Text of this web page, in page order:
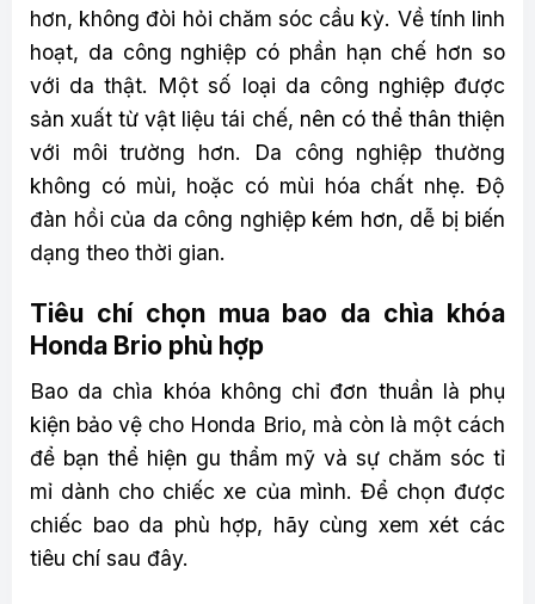
hơn, không đòi hỏi chăm sóc cầu kỳ. Về tính linh
hoạt, da công nghiệp có phần hạn chế hơn so
với da thật. Một số loại da công nghiệp được
sản xuất từ vật liệu tái chế, nên có thể thân thiện
với môi trường hơn. Da công nghiệp thường
không có mùi, hoặc có mùi hóa chất nhẹ. Độ
đàn hồi của da công nghiệp kém hơn, dễ bị biến
dạng theo thời gian.
Tiêu chí chọn mua bao da chìa khóa
Honda Brio phù hợp
Bao da chìa khóa không chỉ đơn thuần là phụ
kiện bảo vệ cho Honda Brio, mà còn là một cách
để bạn thể hiện gu thẩm mỹ và sự chăm sóc tỉ
mỉ dành cho chiếc xe của mình. Để chọn được
chiếc bao da phù hợp, hãy cùng xem xét các
tiêu chí sau đây.